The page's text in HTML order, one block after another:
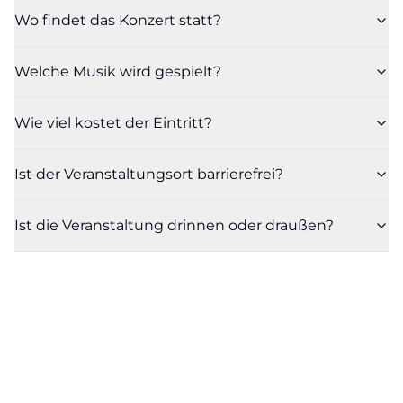
Wo findet das Konzert statt?
Welche Musik wird gespielt?
Wie viel kostet der Eintritt?
Ist der Veranstaltungsort barrierefrei?
Ist die Veranstaltung drinnen oder draußen?